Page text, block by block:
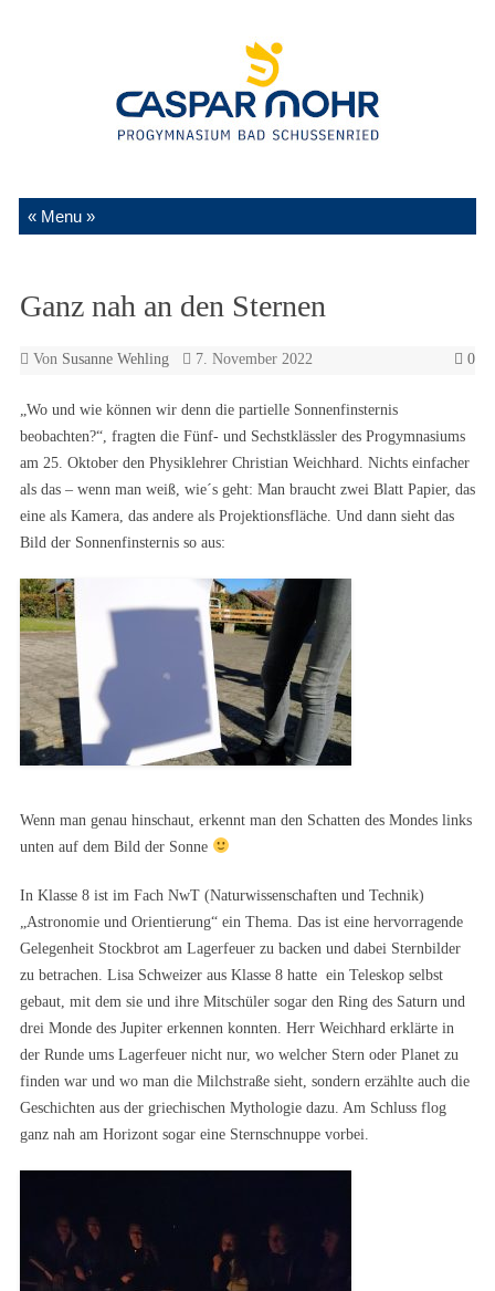
Zum Inhalt springen
Ganz nah an den Sternen
Von Susanne Wehling 7. November 2022 0
„Wo und wie können wir denn die partielle Sonnenfinsternis
beobachten?“, fragten die Fünf- und Sechstklässler des Progymnasiums
am 25. Oktober den Physiklehrer Christian Weichhard. Nichts einfacher
als das – wenn man weiß, wie´s geht: Man braucht zwei Blatt Papier, das
eine als Kamera, das andere als Projektionsfläche. Und dann sieht das
Bild der Sonnenfinsternis so aus:
Wenn man genau hinschaut, erkennt man den Schatten des Mondes links
unten auf dem Bild der Sonne
In Klasse 8 ist im Fach NwT (Naturwissenschaften und Technik)
„Astronomie und Orientierung“ ein Thema. Das ist eine hervorragende
Gelegenheit Stockbrot am Lagerfeuer zu backen und dabei Sternbilder
zu betrachen. Lisa Schweizer aus Klasse 8 hatte ein Teleskop selbst
gebaut, mit dem sie und ihre Mitschüler sogar den Ring des Saturn und
drei Monde des Jupiter erkennen konnten. Herr Weichhard erklärte in
der Runde ums Lagerfeuer nicht nur, wo welcher Stern oder Planet zu
finden war und wo man die Milchstraße sieht, sondern erzählte auch die
Geschichten aus der griechischen Mythologie dazu. Am Schluss flog
ganz nah am Horizont sogar eine Sternschnuppe vorbei.